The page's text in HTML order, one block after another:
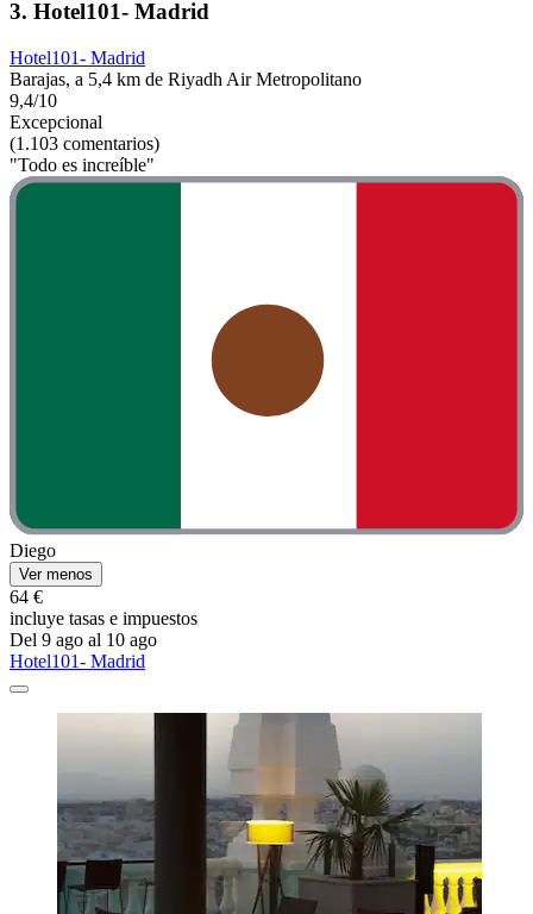
3. Hotel101- Madrid
Hotel101- Madrid
Barajas, a 5,4 km de Riyadh Air Metropolitano
9,4/10
Excepcional
(1.103 comentarios)
"Todo es increíble"
Diego
Ver menos
64 €
incluye tasas e impuestos
Del 9 ago al 10 ago
Hotel101- Madrid